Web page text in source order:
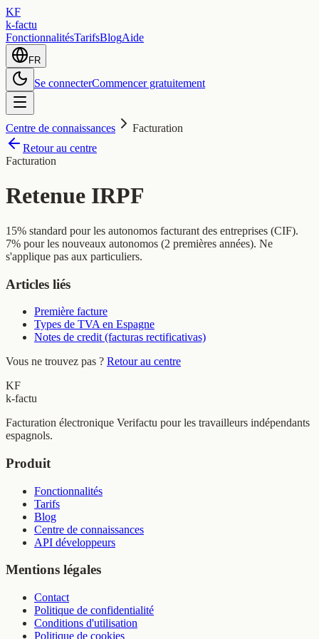
KF
k-factu
FonctionnalitésTarifsBlogAide
FR
Se connecterCommencer gratuitement
Centre de connaissances
Facturation
Retour au centre
Facturation
Retenue IRPF
15% standard pour les autonomos facturant des entreprises (CIF).
7% pour les nouveaux autonomos (2 premières années). Ne
s'applique pas aux particuliers.
Articles liés
Première facture
Types de TVA en Espagne
Notes de credit (facturas rectificativas)
Vous ne trouvez pas ? Retour au centre
KF
k-factu
Facturation électronique Verifactu pour les travailleurs indépendants
espagnols.
Produit
Fonctionnalités
Tarifs
Blog
Centre de connaissances
API développeurs
Mentions légales
Contact
Politique de confidentialité
Conditions d'utilisation
Politique de cookies